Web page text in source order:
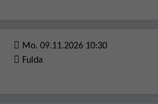
Mo. 09.11.2026 10:30
Fulda